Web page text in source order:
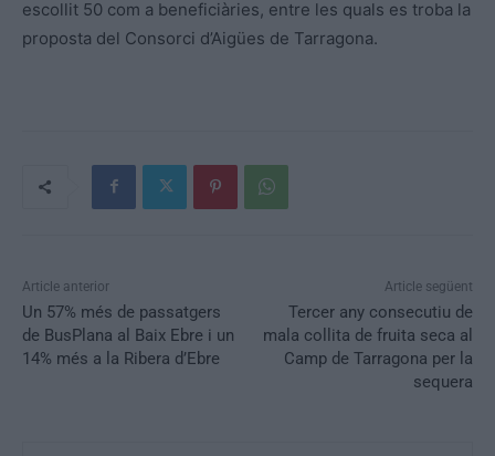
escollit 50 com a beneficiàries, entre les quals es troba la
proposta del Consorci d’Aigües de Tarragona.
Article anterior
Un 57% més de passatgers
de BusPlana al Baix Ebre i un
14% més a la Ribera d’Ebre
Article següent
Tercer any consecutiu de
mala collita de fruita seca al
Camp de Tarragona per la
sequera